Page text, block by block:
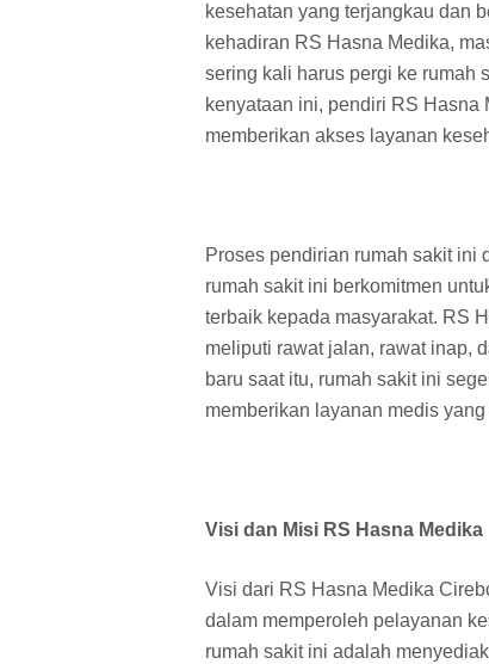
kesehatan yang terjangkau dan
kehadiran RS Hasna Medika,
sering kali harus pergi ke rumah
kenyataan ini, pendiri RS Hasna
memberikan akses layanan
Proses pendirian rumah sakit ini
rumah sakit ini berkomitmen
terbaik kepada masyarakat. RS
meliputi rawat jalan, rawat inap,
baru saat itu, rumah sakit ini
memberikan layanan medis
Visi dan Misi RS Hasna Medika
Visi dari RS Hasna Medika
dalam memperoleh pelayanan
rumah sakit ini adalah